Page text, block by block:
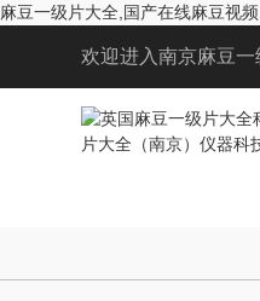
麻豆一级片大全,国产在线麻豆视
欢迎进入南京麻豆一